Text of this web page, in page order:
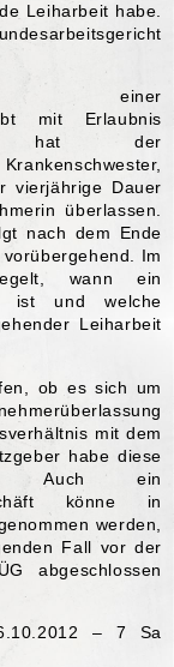
Leiharbeit habe.
einer
mit Erlaubnis
Es hat der
vierjährige Dauer
überlassen.
nach dem Ende
Im
wann ein
ist und welche
Leiharbeit
ob es sich um
mit dem
habe diese
Auch ein
könne in
werden,
Fall vor der
abgeschlossen
– 7 Sa